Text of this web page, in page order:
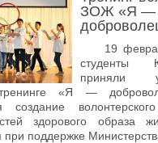
2026
решений с
интеллекта
ЗОЖ «Я —
19
приняли
тренинге «Я —
создание
здорового образа
поддержке